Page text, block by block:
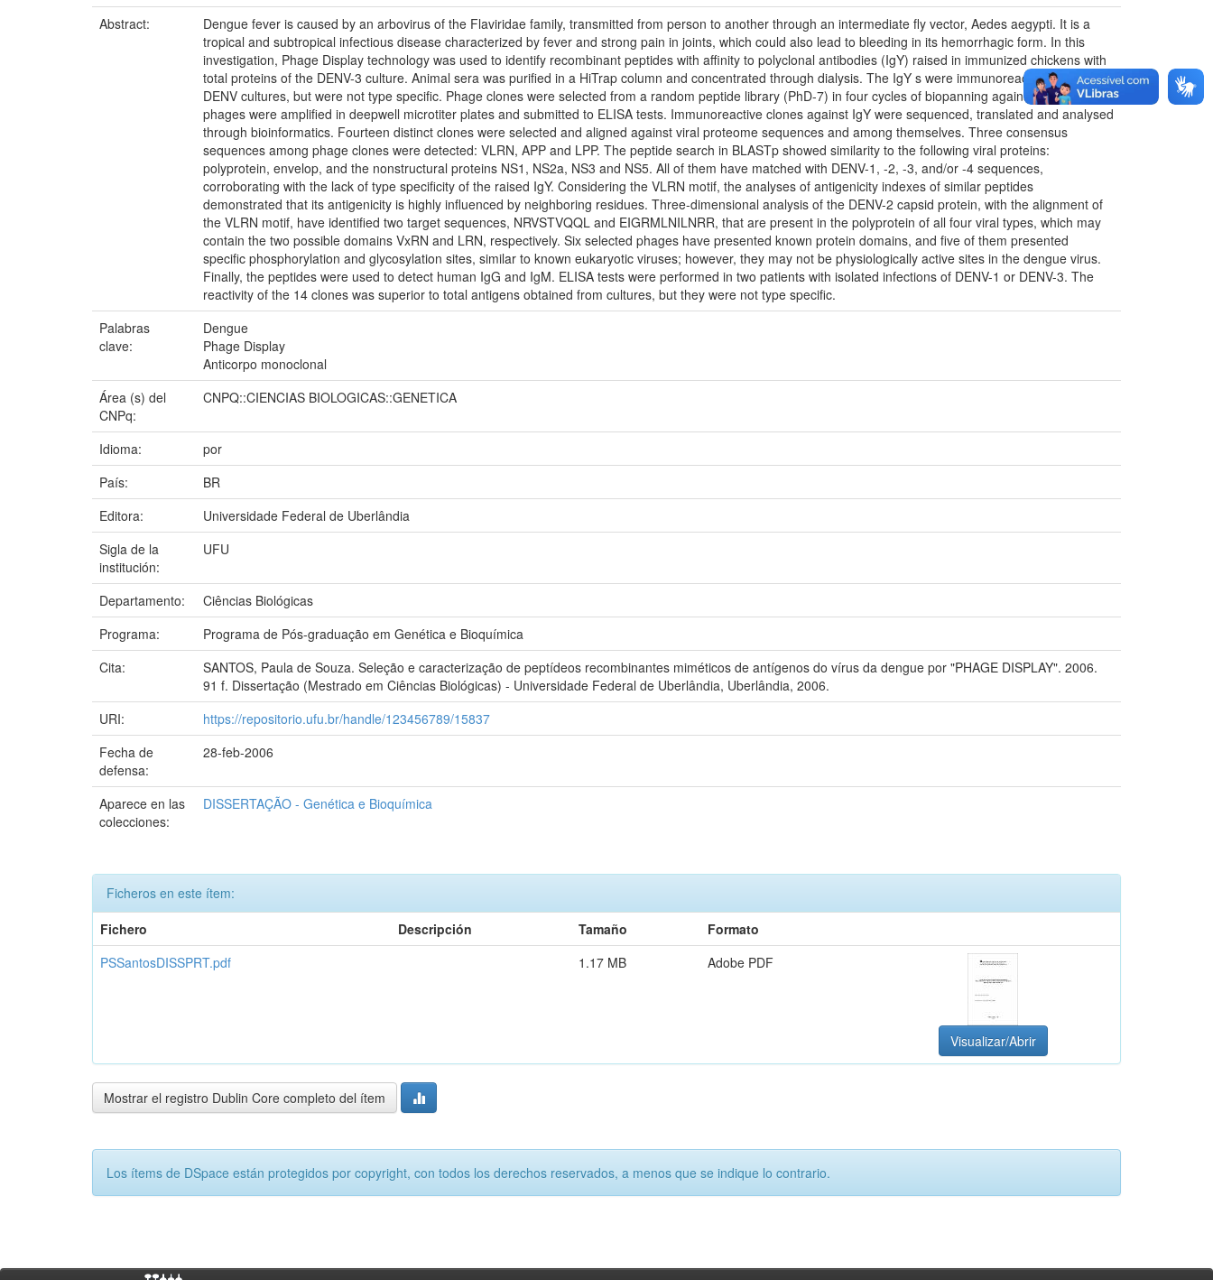
Abstract:
Dengue fever is caused by an arbovirus of the Flaviridae family, transmitted from person to another through an intermediate fly vector, Aedes aegypti. It is a
tropical and subtropical infectious disease characterized by fever and strong pain in joints, which could also lead to bleeding in its hemorrhagic form. In this
investigation, Phage Display technology was used to identify recombinant peptides with affinity to polyclonal antibodies (IgY) raised in immunized chickens with
total proteins of the DENV-3 culture. Animal sera was purified in a HiTrap column and concentrated through dialysis. The IgY s were immunoreactive against
DENV cultures, but were not type specific. Phage clones were selected from a random peptide library (PhD-7) in four cycles of biopanning against IgY. Selected
phages were amplified in deepwell microtiter plates and submitted to ELISA tests. Immunoreactive clones against IgY were sequenced, translated and analysed
through bioinformatics. Fourteen distinct clones were selected and aligned against viral proteome sequences and among themselves. Three consensus
sequences among phage clones were detected: VLRN, APP and LPP. The peptide search in BLASTp showed similarity to the following viral proteins:
polyprotein, envelop, and the nonstructural proteins NS1, NS2a, NS3 and NS5. All of them have matched with DENV-1, -2, -3, and/or -4 sequences,
corroborating with the lack of type specificity of the raised IgY. Considering the VLRN motif, the analyses of antigenicity indexes of similar peptides
demonstrated that its antigenicity is highly influenced by neighboring residues. Three-dimensional analysis of the DENV-2 capsid protein, with the alignment of
the VLRN motif, have identified two target sequences, NRVSTVQQL and EIGRMLNILNRR, that are present in the polyprotein of all four viral types, which may
contain the two possible domains VxRN and LRN, respectively. Six selected phages have presented known protein domains, and five of them presented
specific phosphorylation and glycosylation sites, similar to known eukaryotic viruses; however, they may not be physiologically active sites in the dengue virus.
Finally, the peptides were used to detect human IgG and IgM. ELISA tests were performed in two patients with isolated infections of DENV-1 or DENV-3. The
reactivity of the 14 clones was superior to total antigens obtained from cultures, but they were not type specific.
Palabras
clave:
Dengue
Phage Display
Anticorpo monoclonal
Área (s) del
CNPq:
CNPQ::CIENCIAS BIOLOGICAS::GENETICA
Idioma:
por
País:
BR
Editora:
Universidade Federal de Uberlândia
Sigla de la
institución:
UFU
Departamento:
Ciências Biológicas
Programa:
Programa de Pós-graduação em Genética e Bioquímica
Cita:
SANTOS, Paula de Souza. Seleção e caracterização de peptídeos recombinantes miméticos de antígenos do vírus da dengue por "PHAGE DISPLAY". 2006.
91 f. Dissertação (Mestrado em Ciências Biológicas) - Universidade Federal de Uberlândia, Uberlândia, 2006.
URI:
https://repositorio.ufu.br/handle/123456789/15837
Fecha de
defensa:
28-feb-2006
Aparece en las
colecciones:
DISSERTAÇÃO - Genética e Bioquímica
Ficheros en este ítem:
Fichero
Descripción Tamaño
Formato
PSSantosDISSPRT.pdf
1.17 MB Adobe PDF
Visualizar/Abrir
Mostrar el registro Dublin Core completo del ítem
Los ítems de DSpace están protegidos por copyright, con todos los derechos reservados, a menos que se indique lo contrario.